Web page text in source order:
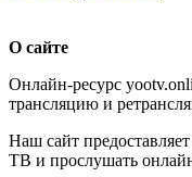
О сайте
Онлайн-ресурс
трансляцию и
Наш сайт
ТВ и прослушать